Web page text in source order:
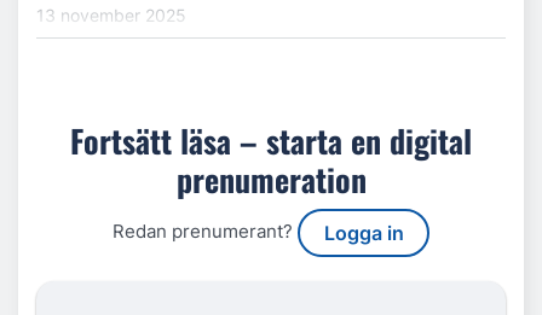
13 november 2025
Fortsätt läsa – starta en digital
prenumeration
Redan prenumerant? Logga in